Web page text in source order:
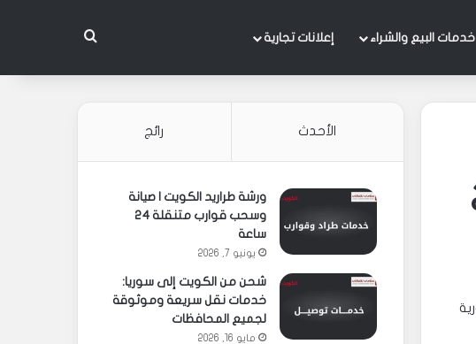
خدمات البيع والشراء إعلانات تجارية بحث عن
الأحدث رائج
ورشة طراريد الكويت | صيانة
وسحب قوارب متنقلة 24
ساعة
يونيو 7, 2026
شحن من الكويت إلى سوريا:
خدمات نقل سريعة وموثوقة
لجميع المحافظات
مايو 16, 2026